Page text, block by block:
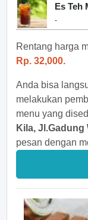
Es Teh
-
Rentang harga
Rp. 32,000.
Anda bisa
melakukan
menu yang
Kila, Jl.Gadung
pesan dengan